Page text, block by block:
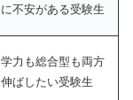
に不安がある受験生
学力も総合型も両方
伸ばしたい受験生